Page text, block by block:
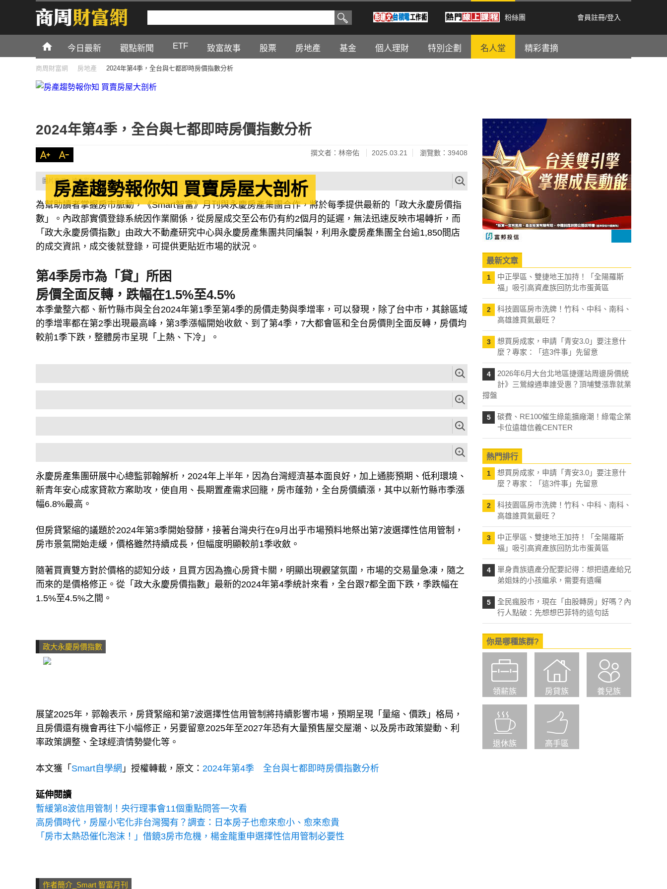
粉絲團 會員註冊/登入
今日最新 觀點新聞 ETF 致富故事 股票 房地產 基金 個人理財 特別企劃 名人堂 精彩書摘
商周財富網 房地產 2024年第4季，全台與七都即時房價指數分析
房產趨勢報你知 買賣房屋大剖析
2024年第4季，全台與七都即時房價指數分析
撰文者：林帝佑 2025.03.21 瀏覽數：39408
圖片來源：達志影像
為幫助讀者掌握房市脈動，《Smart智富》月刊與永慶房產集團合作，將於每季提供最新的「政大永慶房價指
數」。內政部實價登錄系統因作業關係，從房屋成交至公布仍有約2個月的延遲，無法迅速反映市場轉折，而
「政大永慶房價指數」由政大不動產研究中心與永慶房產集團共同編製，利用永慶房產集團全台逾1,850間店
的成交資訊，成交後就登錄，可提供更貼近市場的狀況。
第4季房市為「貸」所困
房價全面反轉，跌幅在1.5%至4.5%
本季彙整六都、新竹縣市與全台2024年第1季至第4季的房價走勢與季增率，可以發現，除了台中市，其餘區域
的季增率都在第2季出現最高峰，第3季漲幅開始收斂、到了第4季，7大都會區和全台房價則全面反轉，房價均
較前1季下跌，整體房市呈現「上熱、下冷」。
永慶房產集團研展中心總監郭翰解析，2024年上半年，因為台灣經濟基本面良好，加上通膨預期、低利環境、
新青年安心成家貸款方案助攻，使自用、長期置產需求回籠，房市蓬勃，全台房價續漲，其中以新竹縣市季漲
幅6.8%最高。
但房貸緊縮的議題於2024年第3季開始發酵，接著台灣央行在9月出乎市場預料地祭出第7波選擇性信用管制，
房市景氣開始走緩，價格雖然持續成長，但幅度明顯較前1季收斂。
隨著買賣雙方對於價格的認知分歧，且買方因為擔心房貸卡關，明顯出現觀望氛圍，市場的交易量急凍，隨之
而來的是價格修正。從「政大永慶房價指數」最新的2024年第4季統計來看，全台跟7都全面下跌，季跌幅在
1.5%至4.5%之間。
政大永慶房價指數
展望2025年，郭翰表示，房貸緊縮和第7波選擇性信用管制將持續影響市場，預期呈現「量縮、價跌」格局，
且房價還有機會再往下小幅修正，另要留意2025年至2027年恐有大量預售屋交屋潮、以及房市政策變動、利
率政策調整、全球經濟情勢變化等。
本文獲「 Smart自學網 」授權轉載，原文： 2024年第4季 全台與七都即時房價指數分析
延伸閱讀
暫緩第8波信用管制！央行理事會11個重點問答一次看
高房價時代，房屋小宅化非台灣獨有？調查：日本房子也愈來愈小、愈來愈貴
「房市太熱恐催化泡沫！」借鏡3房市危機，楊金龍重申選擇性信用管制必要性
作者簡介_Smart 智富月刊
最新文章
1
中正學區、雙捷地王加持！「全陽羅斯
福」吸引高資產族回防北市蛋黃區
2
科技園區房市洗牌！竹科、中科、南科、
高雄誰買氣最旺？
3
想買房成家，申請「青安3.0」要注意什
麼？專家：「這3件事」先留意
4
2026年6月大台北地區捷運站周邊房價統
計》三鶯線通車誰受惠？頂埔雙漲靠就業
撐盤
5
碳費、RE100催生綠能擴廠潮！綠電企業
卡位遠雄信義CENTER
熱門排行
1
想買房成家，申請「青安3.0」要注意什
麼？專家：「這3件事」先留意
2
科技園區房市洗牌！竹科、中科、南科、
高雄誰買氣最旺？
3
中正學區、雙捷地王加持！「全陽羅斯
福」吸引高資產族回防北市蛋黃區
4
單身貴族遺產分配要記得：想把遺產給兄
弟姐妹的小孩繼承，需要有遺囑
5
全民瘋股市，現在「由股轉房」好嗎？內
行人點破：先想想巴菲特的這句話
你是哪種族群?
領薪族 房貸族 養兒族
退休族 高手區